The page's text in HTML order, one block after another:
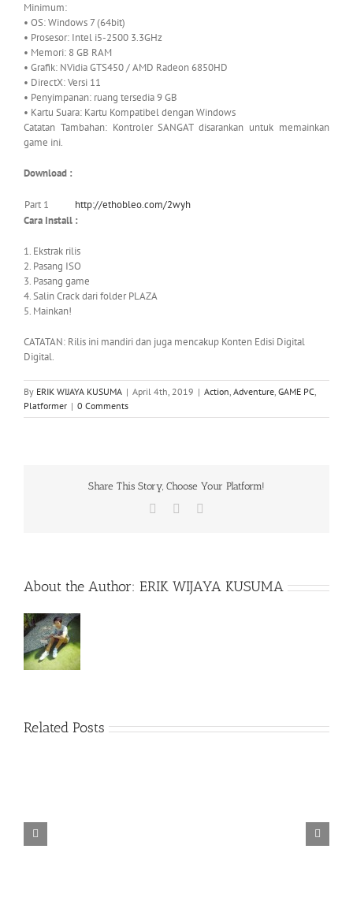
Minimum:
• OS: Windows 7 (64bit)
• Prosesor: Intel i5-2500 3.3GHz
• Memori: 8 GB RAM
• Grafik: NVidia GTS450 / AMD Radeon 6850HD
• DirectX: Versi 11
• Penyimpanan: ruang tersedia 9 GB
• Kartu Suara: Kartu Kompatibel dengan Windows
Catatan Tambahan: Kontroler SANGAT disarankan untuk memainkan
game ini.
Download :
Part 1
http://ethobleo.com/2wyh
Cara Install :
1. Ekstrak rilis
2. Pasang ISO
3. Pasang game
4. Salin Crack dari folder PLAZA
5. Mainkan!
CATATAN: Rilis ini mandiri dan juga mencakup Konten Edisi Digital
Digital.
By ERIK WIJAYA KUSUMA | April 4th, 2019 | Action, Adventure, GAME PC,
Platformer | 0 Comments
Share This Story, Choose Your Platform!
Facebook
About the Author: ERIK WIJAYA KUSUMA
Related Posts